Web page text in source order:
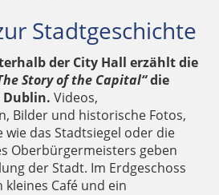
Stadtgeschichte
der City Hall erzählt die
Story of the Capital“die
Dublin. Videos,
Bilder und historische Fotos,
wie das Stadtsiegel oder die
Oberbürgermeisters geben
der Stadt. Im Erdgeschoss
Café und ein